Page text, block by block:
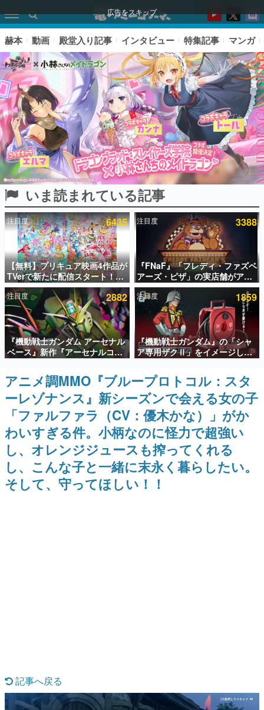
広告をスキップ
ピックアップ
電ファミのいま読まれている記事ランキング
アプリセール情報
インタビュー
連載・特集一覧
殿堂入り記事
SNS拡散数が数千以上！ ページビュー数万以上！ などな
ど。多くの人々に読まれた、電ファミ渾身の“殿堂入り”記
事をまとめました。
ゲームの企画書
名作ゲームクリエイターの方々に製作時のエピソードをお
聞きし、ヒットする企画（ゲーム）とは何か？を探ってい
きます。
赫本
この物語を解いてはいけない。『赫本』は、〈試験問題〉
の形をした短編ホラー小説集です。
新世代に訊く
これからのデジタルゲーム市場を担う若きクリエイター達
の姿を追い、彼らのルーツと情熱を探っていきます。
です。
赫本 動画 殿堂入り記事 インタビュー 特集記事 マンガ
いま読まれている記事
注目度 6435
【無料】プリキュア映画4作品が
TVerで新たに配信スタート！な
んと2018年～2024年の映画ほぼ
すべてが見放題に、ぶっちゃけ
ありえないラインナップ
注目度 3388
『FNaF』「フレディ・ファズベ
アーズ・ピザ」の実店舗がアメ
リカの商業施設「American
Dream」に2027年オープン！
ScottGamesとの共同開発、食
事だけでなくステージショーや
没入型のホラー体験も楽しめる
注目度 2882
『機動戦士ガンダム アーセナル
ベース』新作『アーセナルコマ
ンダー』発表！8月28日からオ
ープンベータテスト開催、2027
年2月下旬に稼働予定
注目度 1859
『機動戦士ガンダム』の「シャ
ア専用ザクⅡ」をイメージした
散水ホースリールが予約開始。
本体にはシャアのパーソナルマ
ークやジオン公国軍のエンブレ
ム、型式番号などを配置
アニメ調MMO『ブループロトコル：スタ
ーレゾナンス』新シーズンで会える女の子
「ファルファラ（CV：優木かな）」がか
わいすぎる件。小柄なのに怪力で超強い
し、オレンジジュースも搾ってくれる
し、こんな子と一緒に末永く暮らしたい。
そして、守ってほしい！！
記事へ戻る